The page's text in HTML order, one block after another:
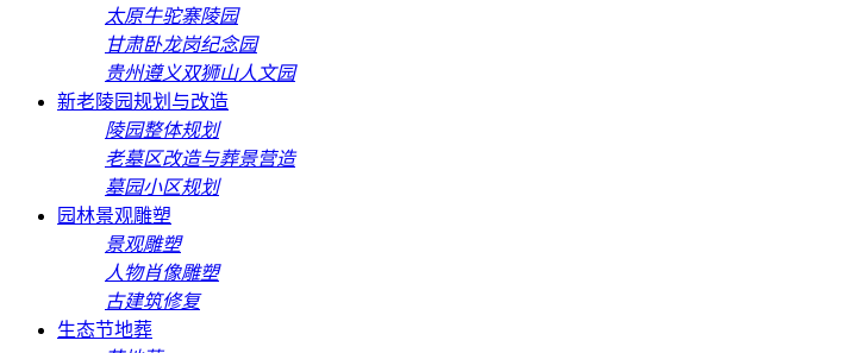
太原牛驼寨陵园
甘肃卧龙岗纪念园
贵州遵义双狮山人文园
新老陵园规划与改造
陵园整体规划
老墓区改造与葬景营造
墓园小区规划
园林景观雕塑
景观雕塑
人物肖像雕塑
古建筑修复
生态节地葬